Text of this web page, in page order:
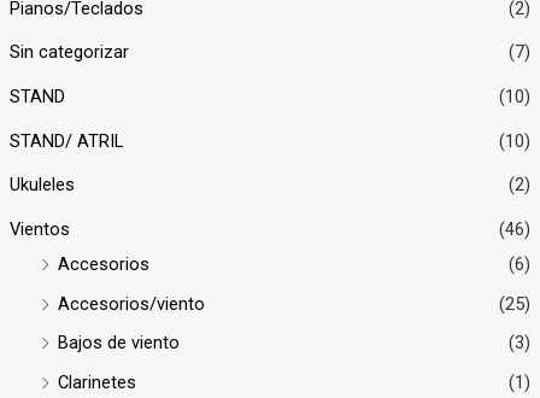
Pianos/Teclados (2)
Sin categorizar (7)
STAND (10)
STAND/ ATRIL (10)
Ukuleles (2)
Vientos
(46)
Accesorios
(6)
Accesorios/viento
(25)
Bajos de viento
(3)
Clarinetes
(1)